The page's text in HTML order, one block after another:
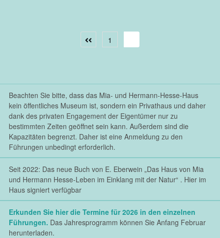
Beiträge
Previous
1
Beachten Sie bitte, dass das Mia- und Hermann-Hesse-Haus
kein öffentliches Museum ist, sondern ein Privathaus und daher
dank des privaten Engagement der Eigentümer nur zu
bestimmten Zeiten geöffnet sein kann. Außerdem sind die
Kapazitäten begrenzt. Daher ist eine Anmeldung zu den
Führungen unbedingt erforderlich.
Seit 2022: Das neue Buch von E. Eberwein „Das Haus von Mia
und Hermann Hesse-Leben im Einklang mit der Natur“ . Hier im
Haus signiert verfügbar
Erkunden Sie hier die Termine für 2026 in den einzelnen
Führungen. Das Jahresprogramm können Sie Anfang Februar
herunterladen.